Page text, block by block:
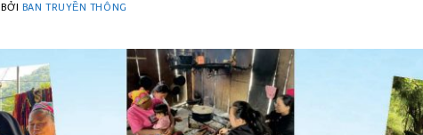
BỞI BAN TRUYỀN THÔNG